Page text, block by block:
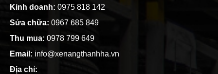
Kinh doanh: 0975 818 142
Sửa chữa: 0967 685 849
Thu mua: 0978 799 649
Email: info@xenangthanhha.vn
Địa chỉ: